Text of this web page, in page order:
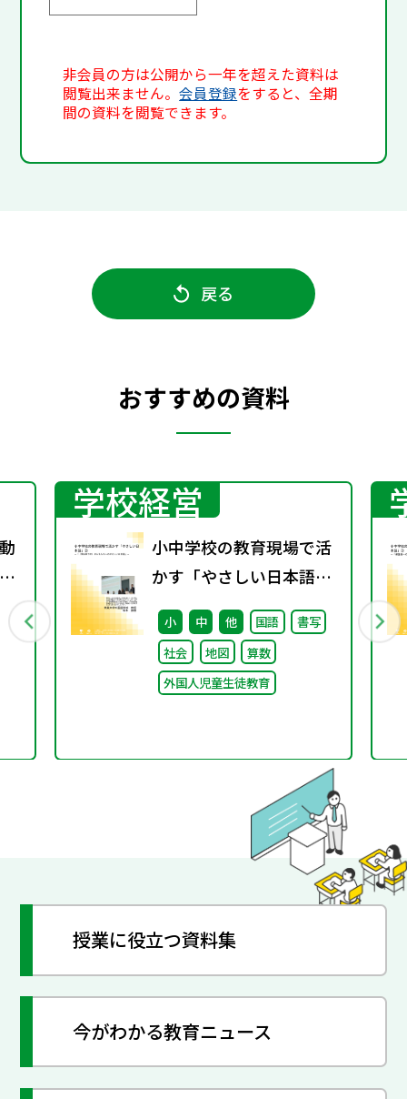
非会員の方は公開から一年を超えた資料は
閲覧出来ません。会員登録をすると、全期
間の資料を閲覧できます。
戻る
おすすめの資料
学校経営
小中学校の教育現場で活
かす「やさしい日本語」
② ～「（学校内での）子
どもたちへのやさしい日
本語」～
小 中 他 国語
書写
社会
地図
算数
外国人児童生徒教育
授業に役立つ資料集
今がわかる教育ニュース